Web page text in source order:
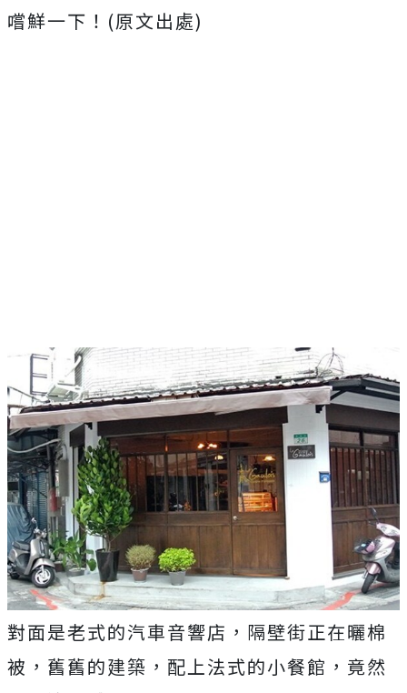
嚐鮮一下！(原文出處)
對面是老式的汽車音響店，隔壁街正在曬棉
被，舊舊的建築，配上法式的小餐館，竟然